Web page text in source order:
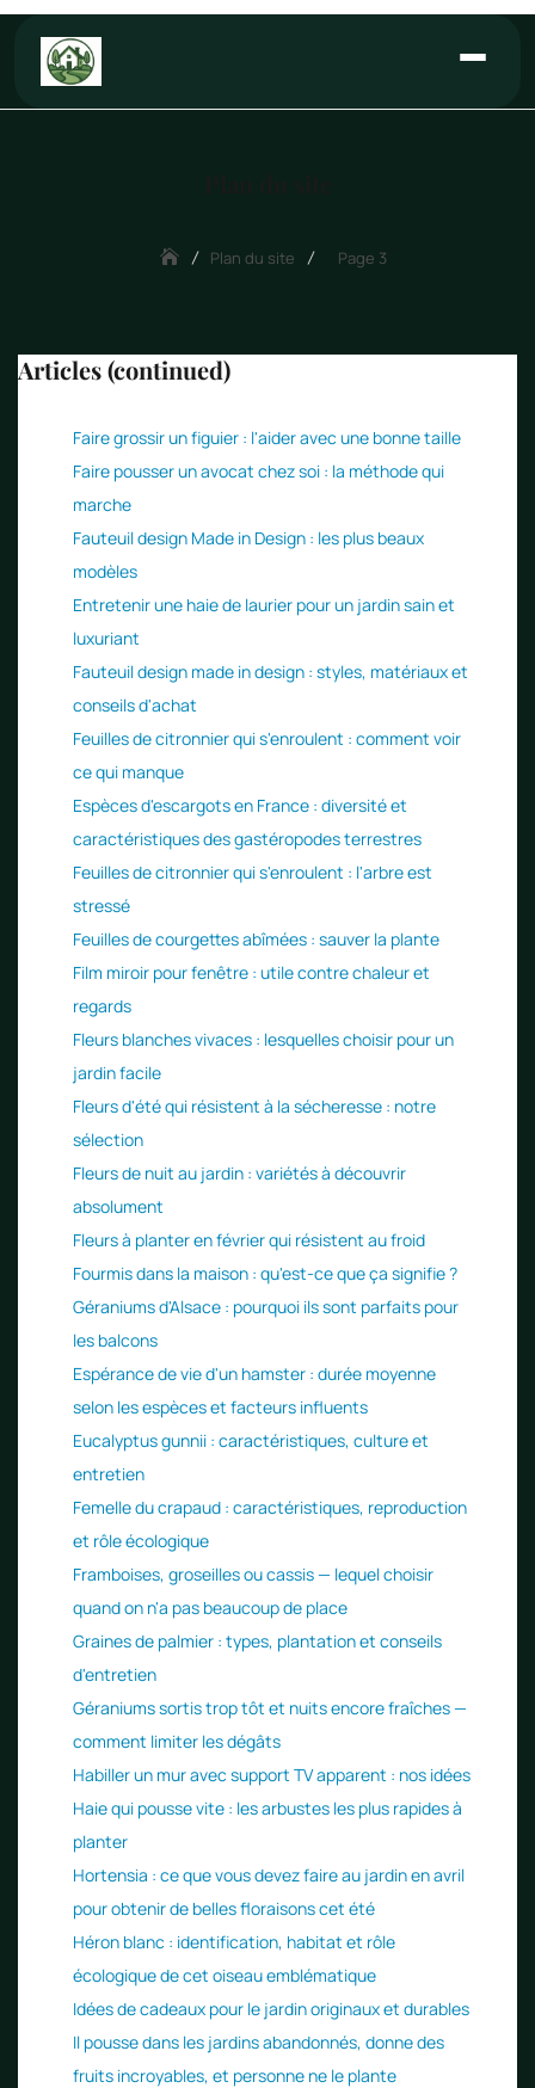
contenu
Plan du site Page 3
Articles (continued)
Faire grossir un figuier : l'aider avec une bonne taille
Faire pousser un avocat chez soi : la méthode qui
marche
Fauteuil design Made in Design : les plus beaux
modèles
Entretenir une haie de laurier pour un jardin sain et
luxuriant
Fauteuil design made in design : styles, matériaux et
conseils d'achat
Feuilles de citronnier qui s'enroulent : comment voir
ce qui manque
Espèces d'escargots en France : diversité et
caractéristiques des gastéropodes terrestres
Feuilles de citronnier qui s'enroulent : l'arbre est
stressé
Feuilles de courgettes abîmées : sauver la plante
Film miroir pour fenêtre : utile contre chaleur et
regards
Fleurs blanches vivaces : lesquelles choisir pour un
jardin facile
Fleurs d'été qui résistent à la sécheresse : notre
sélection
Fleurs de nuit au jardin : variétés à découvrir
absolument
Fleurs à planter en février qui résistent au froid
Fourmis dans la maison : qu'est-ce que ça signifie ?
Géraniums d'Alsace : pourquoi ils sont parfaits pour
les balcons
Espérance de vie d'un hamster : durée moyenne
selon les espèces et facteurs influents
Eucalyptus gunnii : caractéristiques, culture et
entretien
Femelle du crapaud : caractéristiques, reproduction
et rôle écologique
Framboises, groseilles ou cassis — lequel choisir
quand on n'a pas beaucoup de place
Graines de palmier : types, plantation et conseils
d'entretien
Géraniums sortis trop tôt et nuits encore fraîches —
comment limiter les dégâts
Habiller un mur avec support TV apparent : nos idées
Haie qui pousse vite : les arbustes les plus rapides à
planter
Hortensia : ce que vous devez faire au jardin en avril
pour obtenir de belles floraisons cet été
Héron blanc : identification, habitat et rôle
écologique de cet oiseau emblématique
Idées de cadeaux pour le jardin originaux et durables
Il pousse dans les jardins abandonnés, donne des
fruits incroyables, et personne ne le plante